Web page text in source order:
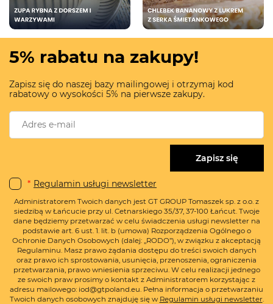
5% rabatu na zakupy!
Zapisz się do naszej bazy mailingowej i otrzymaj kod
rabatowy o wysokości 5% na pierwsze zakupy.
Zapisz się
* Regulamin usługi newsletter
Administratorem Twoich danych jest GT GROUP Tomaszek sp. z o.o. z
siedzibą w Łańcucie przy ul. Cetnarskiego 35/37, 37-100 Łańcut. Twoje
dane będziemy przetwarzać w celu świadczenia usługi newsletter na
podstawie art. 6 ust. 1. lit. b (umowa) Rozporządzenia Ogólnego o
Ochronie Danych Osobowych (dalej: „RODO”), w związku z akceptacją
Regulaminu. Masz prawo żądania dostępu do treści swoich danych
oraz prawo ich sprostowania, usunięcia, przenoszenia, ograniczenia
przetwarzania, prawo wniesienia sprzeciwu. W celu realizacji jednego
ze swoich praw prosimy o kontakt z Administratorem korzystając z
adresu mailowego: iod@gtpoland.eu. Pełna informacja o przetwarzaniu
Twoich danych osobowych znajduję się w Regulamin usługi newsletter.